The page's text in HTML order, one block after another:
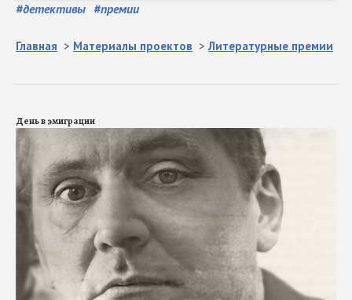
#детективы #премии
Главная > Материалы проектов >Литературные премии
День в эмиграции